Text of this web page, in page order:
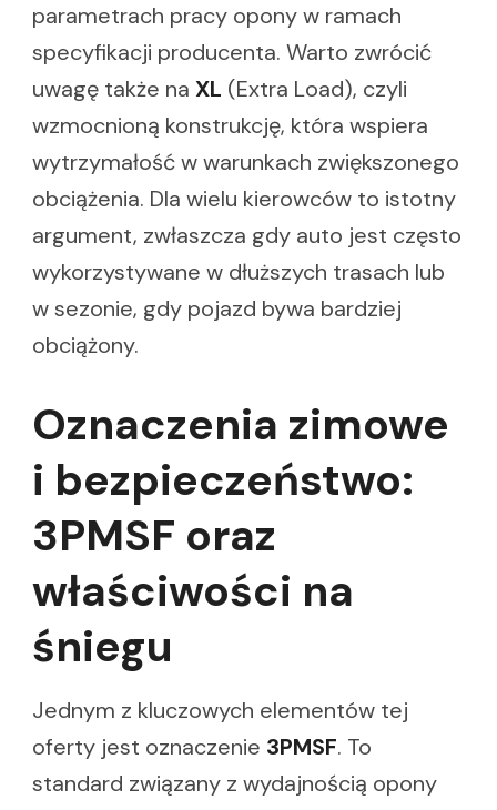
parametrach pracy opony w ramach
specyfikacji producenta. Warto zwrócić
uwagę także na XL (Extra Load), czyli
wzmocnioną konstrukcję, która wspiera
wytrzymałość w warunkach zwiększonego
obciążenia. Dla wielu kierowców to istotny
argument, zwłaszcza gdy auto jest często
wykorzystywane w dłuższych trasach lub
w sezonie, gdy pojazd bywa bardziej
obciążony.
Oznaczenia zimowe
i bezpieczeństwo:
3PMSF oraz
właściwości na
śniegu
Jednym z kluczowych elementów tej
oferty jest oznaczenie 3PMSF. To
standard związany z wydajnością opony